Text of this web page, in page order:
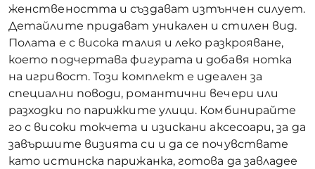
женствеността и създават изтънчен силует.
Детайлите придават уникален и стилен вид.
Полата е с висока талия и леко разкрояване,
което подчертава фигурата и добавя нотка
на игривост. Този комплект е идеален за
специални поводи, романтични вечери или
разходки по парижките улици. Комбинирайте
го с високи токчета и изискани аксесоари, за да
завършите визията си и да се почувствате
като истинска парижанка, готова да завладее